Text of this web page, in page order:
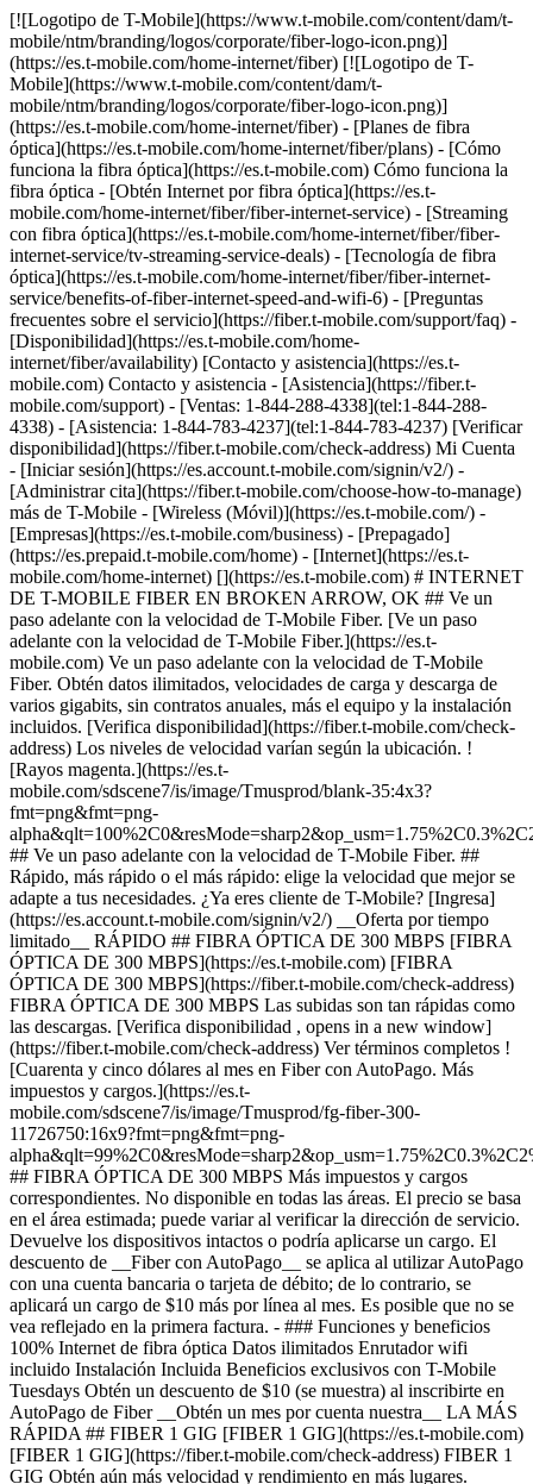
[![Logotipo de T-Mobile](https://www.t-mobile.com/content/dam/t-mobile/ntm/branding/logos/corporate/fiber-logo-icon.png)](https://es.t-mobile.com/home-internet/fiber) [![Logotipo de T-Mobile](https://www.t-mobile.com/content/dam/t-mobile/ntm/branding/logos/corporate/fiber-logo-icon.png)](https://es.t-mobile.com/home-internet/fiber) - [Planes de fibra óptica](https://es.t-mobile.com/home-internet/fiber/plans) - [Cómo funciona la fibra óptica](https://es.t-mobile.com) Cómo funciona la fibra óptica - [Obtén Internet por fibra óptica](https://es.t-mobile.com/home-internet/fiber/fiber-internet-service) - [Streaming con fibra óptica](https://es.t-mobile.com/home-internet/fiber/fiber-internet-service/tv-streaming-service-deals) - [Tecnología de fibra óptica](https://es.t-mobile.com/home-internet/fiber/fiber-internet-service/benefits-of-fiber-internet-speed-and-wifi-6) - [Preguntas frecuentes sobre el servicio](https://fiber.t-mobile.com/support/faq) - [Disponibilidad](https://es.t-mobile.com/home-internet/fiber/availability) [Contacto y asistencia](https://es.t-mobile.com) Contacto y asistencia - [Asistencia](https://fiber.t-mobile.com/support) - [Ventas: 1-844-288-4338](tel:1-844-288-4338) - [Asistencia: 1-844-783-4237](tel:1-844-783-4237) [Verificar disponibilidad](https://fiber.t-mobile.com/check-address) Mi Cuenta - [Iniciar sesión](https://es.account.t-mobile.com/signin/v2/) - [Administrar cita](https://fiber.t-mobile.com/choose-how-to-manage) más de T-Mobile - [Wireless (Móvil)](https://es.t-mobile.com/) - [Empresas](https://es.t-mobile.com/business) - [Prepagado](https://es.prepaid.t-mobile.com/home) - [Internet](https://es.t-mobile.com/home-internet) [](https://es.t-mobile.com) # INTERNET DE T-MOBILE FIBER EN BROKEN ARROW, OK ## Ve un paso adelante con la velocidad de T-Mobile Fiber. [Ve un paso adelante con la velocidad de T-Mobile Fiber.](https://es.t-mobile.com) Ve un paso adelante con la velocidad de T-Mobile Fiber. Obtén datos ilimitados, velocidades de carga y descarga de varios gigabits, sin contratos anuales, más el equipo y la instalación incluidos. [Verifica disponibilidad](https://fiber.t-mobile.com/check-address) Los niveles de velocidad varían según la ubicación. ![Rayos magenta.](https://es.t-mobile.com/sdscene7/is/image/Tmusprod/blank-35:4x3?fmt=png&fmt=png-alpha&qlt=100%2C0&resMode=sharp2&op_usm=1.75%2C0.3%2C2%2C0) ## Ve un paso adelante con la velocidad de T-Mobile Fiber. ## Rápido, más rápido o el más rápido: elige la velocidad que mejor se adapte a tus necesidades. ¿Ya eres cliente de T-Mobile? [Ingresa](https://es.account.t-mobile.com/signin/v2/) __Oferta por tiempo limitado__ RÁPIDO ## FIBRA ÓPTICA DE 300 MBPS [FIBRA ÓPTICA DE 300 MBPS](https://es.t-mobile.com) [FIBRA ÓPTICA DE 300 MBPS](https://fiber.t-mobile.com/check-address) FIBRA ÓPTICA DE 300 MBPS Las subidas son tan rápidas como las descargas. [Verifica disponibilidad , opens in a new window](https://fiber.t-mobile.com/check-address) Ver términos completos ![Cuarenta y cinco dólares al mes en Fiber con AutoPago. Más impuestos y cargos.](https://es.t-mobile.com/sdscene7/is/image/Tmusprod/fg-fiber-300-11726750:16x9?fmt=png&fmt=png-alpha&qlt=99%2C0&resMode=sharp2&op_usm=1.75%2C0.3%2C2%2C0) ## FIBRA ÓPTICA DE 300 MBPS Más impuestos y cargos correspondientes. No disponible en todas las áreas. El precio se basa en el área estimada; puede variar al verificar la dirección de servicio. Devuelve los dispositivos intactos o podría aplicarse un cargo. El descuento de __Fiber con AutoPago__ se aplica al utilizar AutoPago con una cuenta bancaria o tarjeta de débito; de lo contrario, se aplicará un cargo de $10 más por línea al mes. Es posible que no se vea reflejado en la primera factura. - ### Funciones y beneficios 100% Internet de fibra óptica Datos ilimitados Enrutador wifi incluido Instalación Incluida Beneficios exclusivos con T-Mobile Tuesdays Obtén un descuento de $10 (se muestra) al inscribirte en AutoPago de Fiber __Obtén un mes por cuenta nuestra__ LA MÁS RÁPIDA ## FIBER 1 GIG [FIBER 1 GIG](https://es.t-mobile.com) [FIBER 1 GIG](https://fiber.t-mobile.com/check-address) FIBER 1 GIG Obtén aún más velocidad y rendimiento en más lugares. [Verifica disponibilidad , opens in a new window](https://fiber.t-mobile.com/check-address) __Mes por cuenta nuestra:__ pasados los primeros 30 días, el plan se renueva automáticamente a la tarifa habitual ($70/mes por 1 Giga), más impuestos y cargos. Ver términos completos ![Sesenta dólares al mes con AutoPago de Fiber; más impuestos y cargos. $70/mes sin el descuento.](https://es.t-mobile.com/sdscene7/is/image/Tmusprod/fg-fiber-1-gig-11726750:16x9?fmt=png&fmt=png-alpha&qlt=99%2C0&resMode=sharp2&op_usm=1.75%2C0.3%2C2%2C0) ## FIBER 1 GIG Más impuestos y cargos aplicables. No disponible en todas las áreas. Precios basados ​​en la ubicación estimada; pueden variar según la dirección de servicio verificada. Devuelve cada dispositivo en perfecto estado; de lo contrario, se podría aplicar un cargo. __Extensor wifi mesh:__ Incluye hasta 1 extensores mesh según sea necesario, en función de la evaluación de un instalador profesional. El descuento de __Fiber con AutoPago__ se aplica al utilizar AutoPago con una cuenta bancaria o tarjeta de débito; de lo contrario, se aplicará un cargo de $10 más por línea al mes. Es posible que no se vea reflejado en la primera factura. __Mes por cuenta nuestra:__ oferta por tiempo limitado; sujeta a cambio. Requiere un plan de 1 Giga (o superior). Si se cancelaron líneas en los últimos 90 días, es posible que primero deban reactivarse. Se puede cancelar en cualquier momento. Máximo de 1 por cuenta. No se puede combinar con ciertas ofertas, descuentos o promociones. - ### Funciones y beneficios 100% Internet de fibra óptica Datos ilimitados Enrutador wifi incluido Instalación Incluida Extensor de red wifi según sea necesario Beneficios exclusivos con T-Mobile Tuesdays Obtén un descuento de $10 (se muestra) al inscribirte en AutoPago de Fiber __Obtén un mes por cuenta nuestra + un reembolso de $100__ LA MÁS RÁPIDA ## FIBER 2 GIG [FIBER 2 GIG](https://es.t-mobile.com) [FIBER 2 GIG](https://fiber.t-mobile.com/check-address) FIBER 2 GIG Administra tu trabajo, entretenimiento y más con nuestras velocidades más rápidas y el wifi más potente. [Verifica disponibilidad , opens in a new window](https://fiber.t-mobile.com/check-address) __Mes por cuenta nuestra:__ pasados los primeros 30 días, el plan se renueva automáticamente a la tarifa habitual ($80/mes por 2 Giga), más impuestos y cargos. __$100 de reembolso:__ vía tarjeta virtual de prepago en un plan elegible. Puede demorar 14 semanas después de la instalación. Ver términos completos ![Setenta dólares al mes con AutoPago de Fiber; más impuestos y cargos. $80/mes sin el descuento.](https://es.t-mobile.com/sdscene7/is/image/Tmusprod/fg-fiber-2-gig-11726750:16x9?fmt=png&fmt=png-alpha&qlt=99%2C0&resMode=sharp2&op_usm=1.75%2C0.3%2C2%2C0) ## FIBER 2 GIG Más impuestos y cargos aplicables. No disponible en todas las áreas. Precios basados ​​en la ubicación estimada; pueden variar según la dirección de servicio verificada. Devuelve cada dispositivo sin daños o se podría aplicar un cargo. __Extensor wifi mesh:__ incluye hasta 1 extensores mesh, según sea necesario, en función de la evaluación de un instalador profesional. El descuento en __Fiber por AutoPago__ se aplica al utilizar AutoPago con una cuenta bancaria o tarjeta de débito; de lo contrario, $10 más por línea al mes. Es posible que no se vea reflejado en la primera factura. __$100 de reembolso:__ oferta por tiempo limitado; sujeta a cambio. Requiere activación de nueva línea de Internet Fiber en plan de 2 Gigas. El pedido debe realizarse antes del 8/31/26 y la instalación hasta el 9/30/26. Si se cancelaron líneas de Internet en los últimos 90 días, es posible que deban reactivarse primero. $100 con una tarjeta virtual de prepago Mastercard; para usar por Internet o en tiendas mediante apps móviles de pago aceptadas; __no tiene acceso a dinero en efectivo y vence en 6 meses__. La tarjeta virtual es emitida por Pathward®, N.A., miembro de FDIC, conforme a una licencia de Mastercard International Incorporated. Mastercard y el diseño de los círculos son marcas registradas de Mastercard International Incorporated. No permite acceder a dinero en efectivo ni realizar pagos recurrentes. Puede utilizarse donde se acepten tarjetas de débito Mastercard por Internet, para pedidos por teléfono/correo o en tiendas que acepten billetera móvil. Válido hasta 6 meses; los fondos no utilizados se perderán después de la fecha de vencimiento válida. Se aplican términos y condiciones. La línea con promoción debe estar activa y al corriente cuando la tarjeta sea emitida. Máximo de 1/cuenta. No se puede combinar con ciertas ofertas, descuentos o promociones. __Mes por cuenta nuestra:__ oferta por tiempo limitado; sujeta a cambio. Requiere un plan de 1 Giga (o superior). Si se cancelaron líneas en los últimos 90 días, es posible que primero deban reactivarse. Se puede cancelar en cualquier momento. Máximo de 1 por cuenta. No se puede combinar con ciertas ofertas, descuentos o promociones. - ### Funciones y beneficios 100% Internet de fibra óptica Datos ilimitados Enrutador wifi incluido Instalación Incluida Extensor de red wifi según sea necesario Beneficios exclusivos con T-Mobile Tuesdays Obtén un descuento de $10 (se muestra) al inscribirte en AutoPago de Fiber [Mas info sobre planes , opens in a new window](https://es.t-mobile.com/home-internet/fiber/plans) ## Descubre los beneficios increíbles del servicio de Internet T-Mobile Fiber en Broken Arrow, OK ## Velocidades Gigabit. Velocidades de carga y descarga de varios gigabits. Ver términos completos ![Ícono de velocidades Gigabit](https://es.t-mobile.com/sdscene7/is/image/Tmusprod/Gigabi